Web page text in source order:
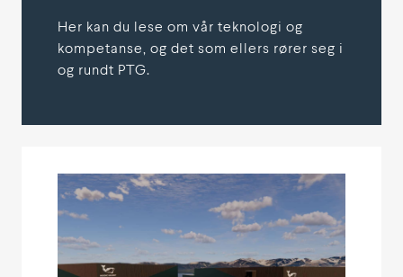
Her kan du lese om vår teknologi og
kompetanse, og det som ellers rører seg i
og rundt PTG.